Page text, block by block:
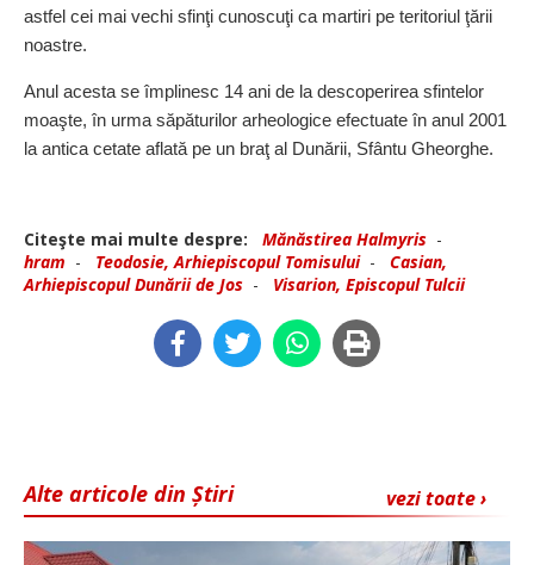
astfel cei mai vechi sfinţi cunoscuţi ca martiri pe teritoriul ţării
noastre.
Anul acesta se împlinesc 14 ani de la descoperirea sfintelor
moaşte, în urma săpăturilor arheologice efectuate în anul 2001
la antica cetate aflată pe un braţ al Dunării, Sfântu Gheorghe.
Citeşte mai multe despre: Mănăstirea Halmyris -
hram - Teodosie, Arhiepiscopul Tomisului- Casian,
Arhiepiscopul Dunării de Jos - Visarion, Episcopul Tulcii
vezi toate ›
Alte articole din Știri